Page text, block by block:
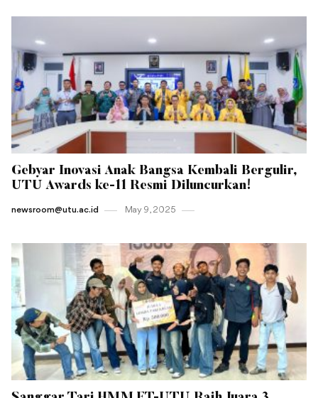
Gebyar Inovasi Anak Bangsa Kembali Bergulir,
UTU Awards ke-11 Resmi Diluncurkan!
newsroom@utu.ac.id May 9 , 2025